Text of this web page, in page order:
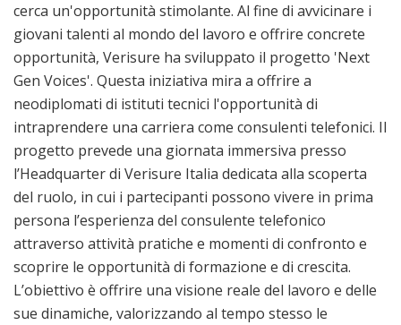
cerca un'opportunità stimolante. Al fine di avvicinare i
giovani talenti al mondo del lavoro e offrire concrete
opportunità, Verisure ha sviluppato il progetto 'Next
Gen Voices'. Questa iniziativa mira a offrire a
neodiplomati di istituti tecnici l'opportunità di
intraprendere una carriera come consulenti telefonici. Il
progetto prevede una giornata immersiva presso
l’Headquarter di Verisure Italia dedicata alla scoperta
del ruolo, in cui i partecipanti possono vivere in prima
persona l’esperienza del consulente telefonico
attraverso attività pratiche e momenti di confronto e
scoprire le opportunità di formazione e di crescita.
L’obiettivo è offrire una visione reale del lavoro e delle
sue dinamiche, valorizzando al tempo stesso le